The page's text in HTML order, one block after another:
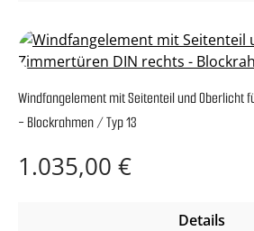
Windfangelement mit Seitenteil und Oberlicht
- Blockrahmen / Typ 13
Regulärer Preis:
1.035,00 €
Details